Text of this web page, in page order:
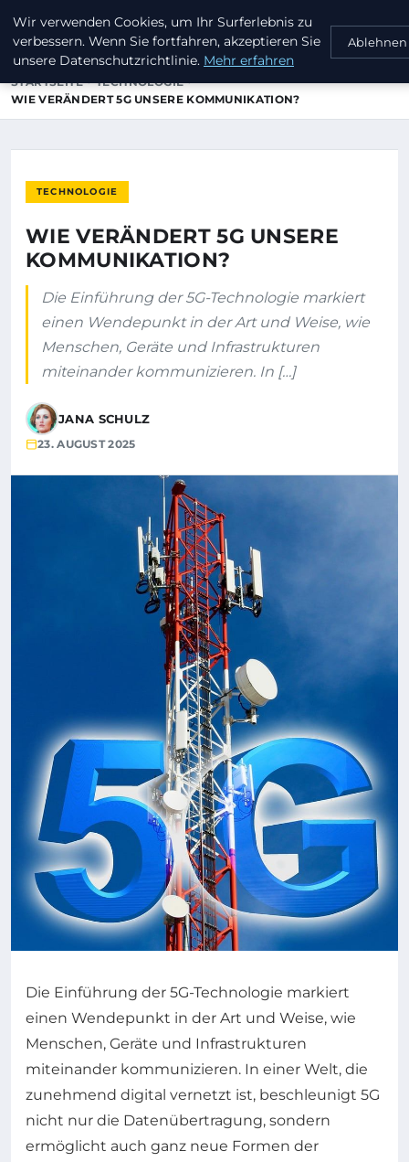
INVESTORENKAPITAL24
STARTSEITE
TECHNOLOGIE
WIE VERÄNDERT 5G UNSERE KOMMUNIKATION?
TECHNOLOGIE
WIE VERÄNDERT 5G UNSERE
KOMMUNIKATION?
Die Einführung der 5G-Technologie markiert
einen Wendepunkt in der Art und Weise, wie
Menschen, Geräte und Infrastrukturen
miteinander kommunizieren. In […]
JANA SCHULZ
23. AUGUST 2025
Die Einführung der 5G-Technologie markiert
einen Wendepunkt in der Art und Weise, wie
Menschen, Geräte und Infrastrukturen
miteinander kommunizieren. In einer Welt, die
zunehmend digital vernetzt ist, beschleunigt 5G
nicht nur die Datenübertragung, sondern
ermöglicht auch ganz neue Formen der
Wir verwenden Cookies, um Ihr Surferlebnis zu
verbessern. Wenn Sie fortfahren, akzeptieren Sie
unsere Datenschutzrichtlinie. Mehr erfahren
Ablehnen